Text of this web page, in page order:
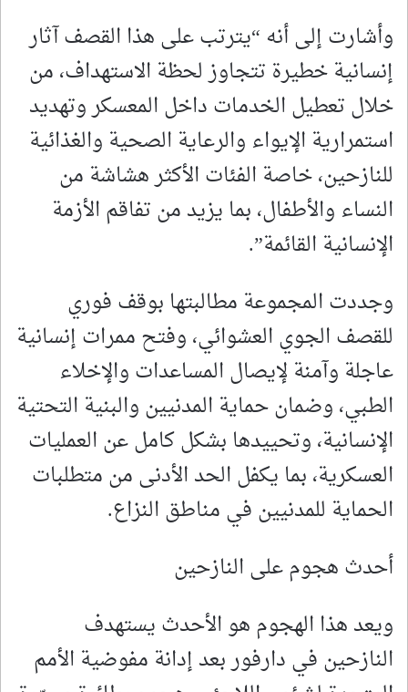
وأشارت إلى أنه “يترتب على هذا القصف آثار
إنسانية خطيرة تتجاوز لحظة الاستهداف، من
خلال تعطيل الخدمات داخل المعسكر وتهديد
استمرارية الإيواء والرعاية الصحية والغذائية
للنازحين، خاصة الفئات الأكثر هشاشة من
النساء والأطفال، بما يزيد من تفاقم الأزمة
الإنسانية القائمة”.
وجددت المجموعة مطالبتها بوقف فوري
للقصف الجوي العشوائي، وفتح ممرات إنسانية
عاجلة وآمنة لإيصال المساعدات والإخلاء
الطبي، وضمان حماية المدنيين والبنية التحتية
الإنسانية، وتحييدها بشكل كامل عن العمليات
العسكرية، بما يكفل الحد الأدنى من متطلبات
الحماية للمدنيين في مناطق النزاع.
أحدث هجوم على النازحين
ويعد هذا الهجوم هو الأحدث يستهدف
النازحين في دارفور بعد إدانة مفوضية الأمم